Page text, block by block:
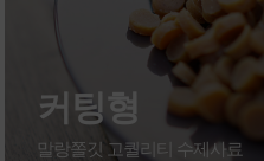
커팅형
말랑쫄깃 고퀄리티 수제사료